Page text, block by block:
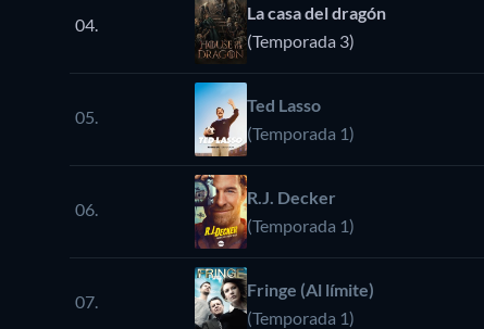
04.
La casa del dragón
(Temporada 3)
05.
Ted Lasso
(Temporada 1)
06.
R.J. Decker
(Temporada 1)
07.
Fringe (Al límite)
(Temporada 1)